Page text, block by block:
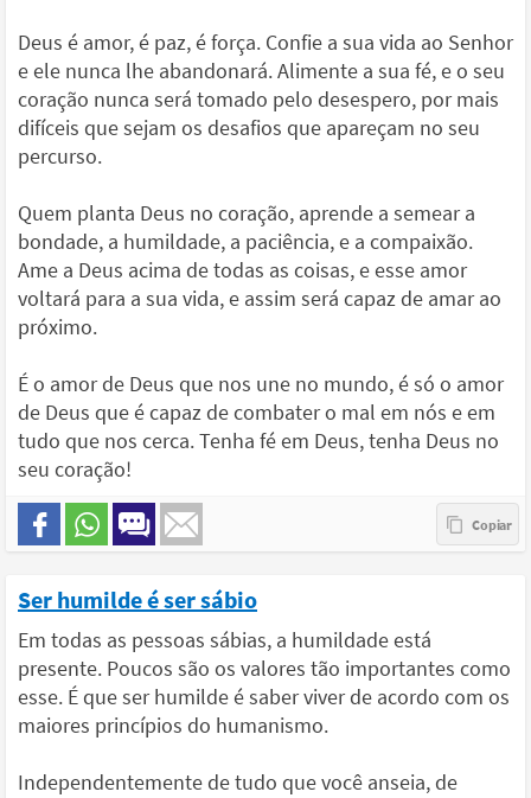
Deus é amor, é paz, é força. Confie a sua vida ao Senhor
e ele nunca lhe abandonará. Alimente a sua fé, e o seu
coração nunca será tomado pelo desespero, por mais
difíceis que sejam os desafios que apareçam no seu
percurso.
Quem planta Deus no coração, aprende a semear a
bondade, a humildade, a paciência, e a compaixão.
Ame a Deus acima de todas as coisas, e esse amor
voltará para a sua vida, e assim será capaz de amar ao
próximo.
É o amor de Deus que nos une no mundo, é só o amor
de Deus que é capaz de combater o mal em nós e em
tudo que nos cerca. Tenha fé em Deus, tenha Deus no
seu coração!
Ser humilde é ser sábio
Em todas as pessoas sábias, a humildade está
presente. Poucos são os valores tão importantes como
esse. É que ser humilde é saber viver de acordo com os
maiores princípios do humanismo.
Independentemente de tudo que você anseia, de